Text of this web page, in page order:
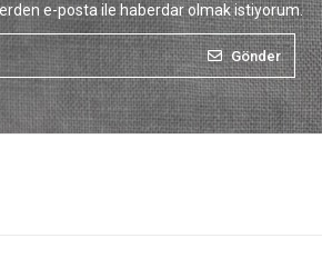
e-posta ile haberdar olmak istiyorum.
Gönder